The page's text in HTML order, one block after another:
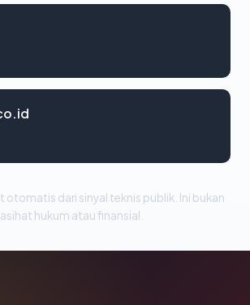
otomatis dari sinyal teknis publik. Ini bukan
hukum atau finansial.